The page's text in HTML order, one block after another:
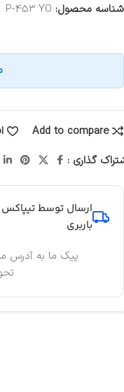
شناسه محصول: P-453 YO
Add to compare
گذاری :
ارسال توسط
باربری
پیک ما به